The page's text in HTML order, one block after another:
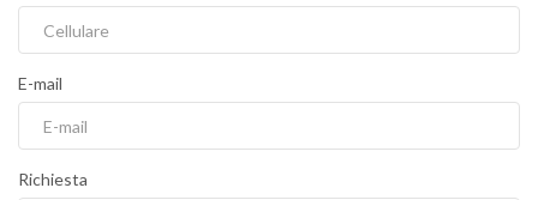
E-mail
Richiesta